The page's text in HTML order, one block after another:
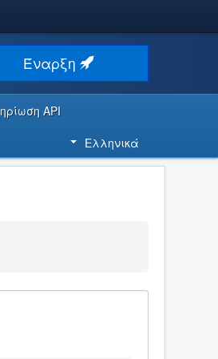
Έναρξη
API
Ελληνικά